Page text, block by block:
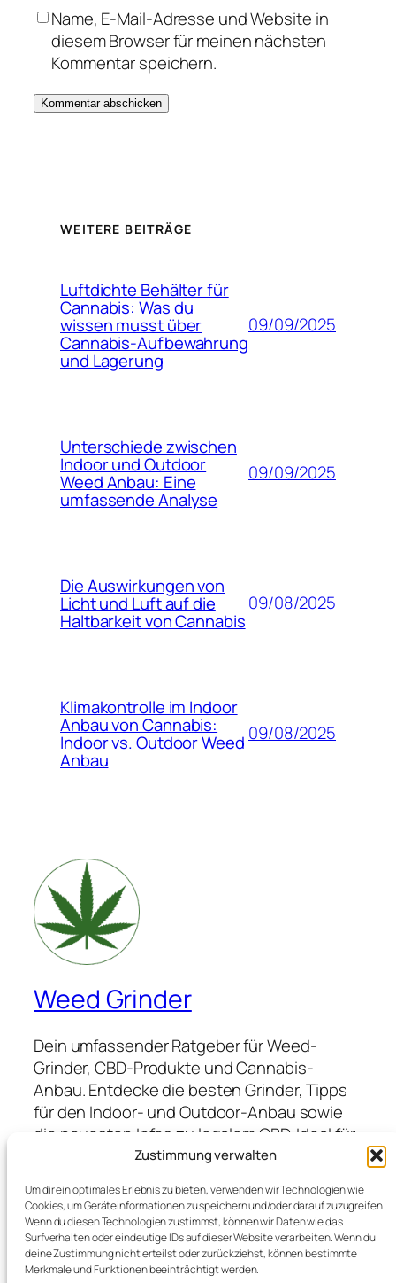
Zustimmung verwalten
Um dir ein optimales Erlebnis zu bieten, verwenden wir Technologien wie
Cookies, um Geräteinformationen zu speichern und/oder darauf zuzugreifen.
Wenn du diesen Technologien zustimmst, können wir Daten wie das
Surfverhalten oder eindeutige IDs auf dieser Website verarbeiten. Wenn du
deine Zustimmung nicht erteilst oder zurückziehst, können bestimmte
Merkmale und Funktionen beeinträchtigt werden.
Name, E-Mail-Adresse und Website in
diesem Browser für meinen nächsten
Kommentar speichern.
WEITERE BEITRÄGE
Luftdichte Behälter für
Cannabis: Was du
wissen musst über
Cannabis-Aufbewahrung
und Lagerung
09/09/2025
Unterschiede zwischen
Indoor und Outdoor
Weed Anbau: Eine
umfassende Analyse
09/09/2025
Die Auswirkungen von
Licht und Luft auf die
Haltbarkeit von Cannabis
09/08/2025
Klimakontrolle im Indoor
Anbau von Cannabis:
Indoor vs. Outdoor Weed
Anbau
09/08/2025
Weed Grinder
Dein umfassender Ratgeber für Weed-
Grinder, CBD-Produkte und Cannabis-
Anbau. Entdecke die besten Grinder, Tipps
für den Indoor- und Outdoor-Anbau sowie
die neuesten Infos zu legalem CBD. Ideal für
Anfänger und Profis, die hochwertige
profitieren möchten.
Blog
Veranstaltungen